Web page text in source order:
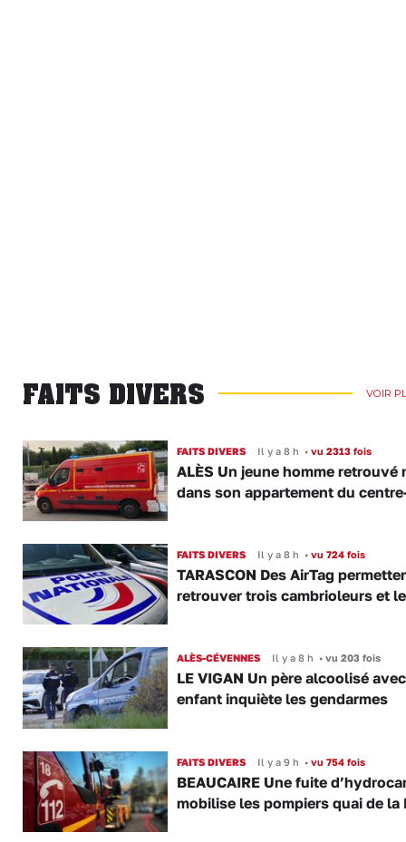
FAITS DIVERS VOIR
FAITS DIVERS Il y a 8 h •vu 2313 fois
ALÈS Un jeune homme retrouvé
dans son appartement du
FAITS DIVERS Il y a 8 h •vu 724 fois
TARASCON Des AirTag
retrouver trois cambrioleurs et
ALÈS-CÉVENNES Il y a 8 h •vu 203 fois
LE VIGAN Un père alcoolisé
enfant inquiète les gendarmes
FAITS DIVERS Il y a 9 h •vu 754 fois
BEAUCAIRE Une fuite
mobilise les pompiers quai de la